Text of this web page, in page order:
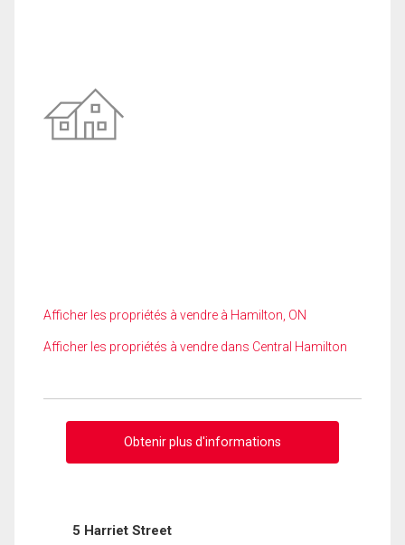
Afficher les propriétés à vendre à Hamilton, ON
Afficher les propriétés à vendre dans Central Hamilton
Obtenir plus d'informations
5 Harriet Street